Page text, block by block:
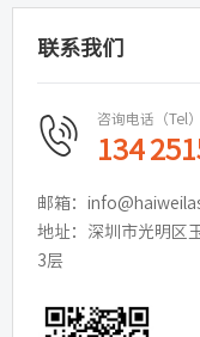
联系我们
咨询电话（Tel）
134
邮箱：
地址：深圳市光明区
3层